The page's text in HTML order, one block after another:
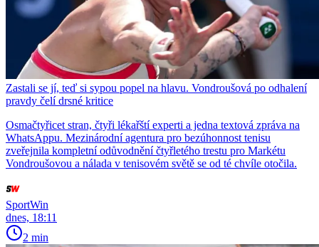
Zastali se jí, teď si sypou popel na hlavu. Vondroušová po odhalení
pravdy čelí drsné kritice
Osmačtyřicet stran, čtyři lékařští experti a jedna textová zpráva na
WhatsAppu. Mezinárodní agentura pro bezúhonnost tenisu
zveřejnila kompletní odůvodnění čtyřletého trestu pro Markétu
Vondroušovou a nálada v tenisovém světě se od té chvíle otočila.
SportWin
dnes, 18:11
2 min